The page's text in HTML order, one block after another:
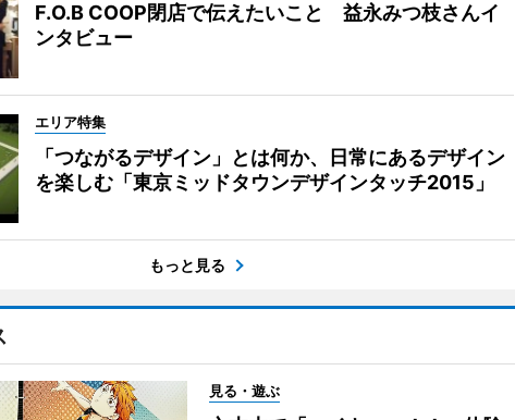
F.O.B COOP閉店で伝えたいこと 益永みつ枝さんイ
ンタビュー
エリア特集
「つながるデザイン」とは何か、日常にあるデザイン
を楽しむ「東京ミッドタウンデザインタッチ2015」
もっと見る
見る・遊ぶ